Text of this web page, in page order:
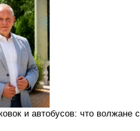
и автобусов: что волжане